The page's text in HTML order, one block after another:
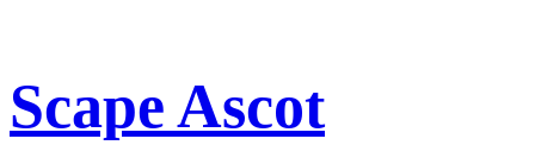
Scape Ascot